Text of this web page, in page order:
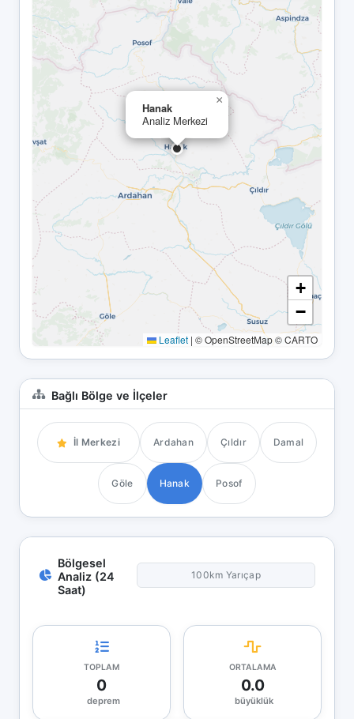
Hanak
Analiz Merkezi
×
+
−
Leaflet | © OpenStreetMap © CARTO
Bağlı Bölge ve İlçeler
İl Merkezi Ardahan Çıldır Damal
Göle Hanak Posof
Bölgesel
Analiz (24
Saat)
100km Yarıçap
TOPLAM
0
deprem
ORTALAMA
0.0
büyüklük